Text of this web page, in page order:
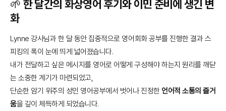
🌱 한 달간의 화상영어 후기와 이민 준비에 생긴 변
화
Lynne 강사님과 한 달 동안 집중적으로 영어회화 공부를 진행한 결과 스
피킹의 폭이 눈에 띄게 넓어졌습니다.
내가 전달하고 싶은 메시지를 영어로 어떻게 구성해야 하는지 원리를 깨닫
는 소중한 계기가 마련되었고,
단순한 암기 위주의 성인 영어공부에서 벗어나 진정한 언어적 소통의 즐거
움을 깊이 체득하게 되었습니다.